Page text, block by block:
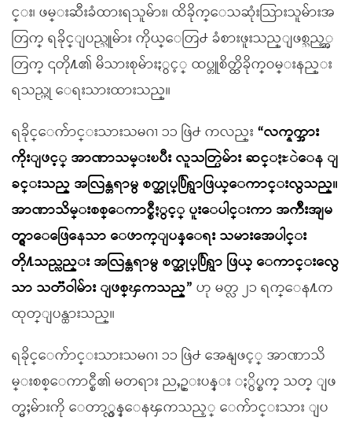
င္း၊ ဖမ္းဆီးခံထားရသူမ်ား၊ ထိခိုက္ေသဆုံးသြားသူမ်ားအ
တြက္ ရခိုင္ျပည္သူမ်ား ကိုယ္ေတြ႕ ခံစားဖူးသည္ျဖစ္သည့္အ
တြက္ ၎တို႔၏ မိသားစုမ်ားႏွင့္ ထပ္တူစိတ္ထိခိုက္ဝမ္းနည္း
ရသည္ဟု ေရးသားထားသည္။
ရခိုင္ေက်ာင္းသားသမဂၢ ၁၁ ဖြဲ႕ ကလည္း “လက္နက္အား
ကိုးျဖင့္ အာဏာသမ္းၿပီး လူသတ္ပြဲမ်ား ဆင္ႏႊဲေန ျ
ခင္းသည္ အလြန္တရာမွ စက္ဆုပ္႐ြံရွာဖြယ္ေကာင္းလွသည္။
အာဏာသိမ္းစစ္ေကာင္စီႏွင့္ ပူးေပါင္းကာ အက်ိဳးအျမ
တ္ရွာေဖြေနေသာ ေဖာက္ျပန္ေရး သမားအေပါင္း
တို႔သည္လည္း အလြန္တရာမွ စက္ဆုပ္႐ြံရွာ ဖြယ္ ေကာင္းလွေ
သာ သတၱဝါမ်ား ျဖစ္ၾကသည္” ဟု မတ္လ ၂၁ ရက္ေန႔က
ထုတ္ျပန္ထားသည္။
ရခိုင္ေက်ာင္းသားသမဂၢ ၁၁ ဖြဲ႕ အေနျဖင့္ အာဏာသိ
မ္းစစ္ေကာင္စီ၏ မတရား ညႇဥ္းပန္း ႏွိပ္စက္ သတ္ ျဖ
တ္မႈမ်ားကို ေတာ္လွန္ေနၾကသည့္ ေက်ာင္းသား ျပ